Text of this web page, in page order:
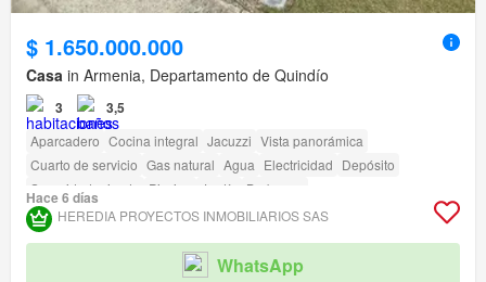
$ 1.650.000.000
Casa in Armenia, Departamento de Quindío
3 3,5
Aparcadero Cocina integral Jacuzzi Vista panorámica
Cuarto de servicio Gas natural Agua Electricidad Depósito
Seguridad privada
Piscina Jardín Barbecue
Hace 6 días
HEREDIA PROYECTOS INMOBILIARIOS SAS
WhatsApp